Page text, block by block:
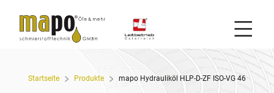
Startseite Produkte mapo Hydrauliköl HLP-D-ZF ISO-VG 46